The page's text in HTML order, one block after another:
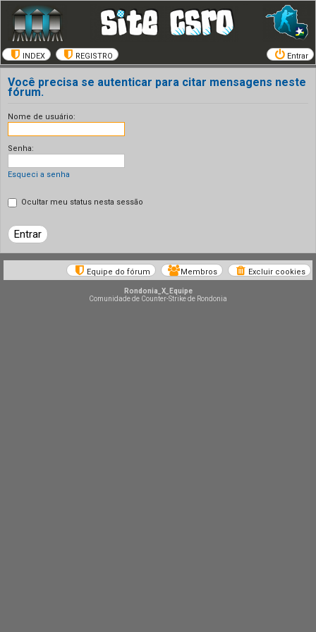
INDEX REGISTRO Entrar
Você precisa se autenticar para citar mensagens neste
fórum.
Nome de usuário:
Senha:
Esqueci a senha
Ocultar meu status nesta sessão
Excluir cookies
Membros
Equipe do fórum
Rondonia_X_Equipe
Comunidade de Counter-Strike de Rondonia